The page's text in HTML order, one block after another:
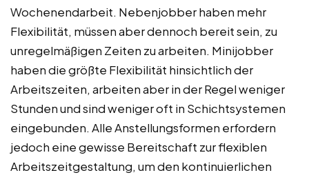
Wochenendarbeit. Nebenjobber haben mehr
Flexibilität, müssen aber dennoch bereit sein, zu
unregelmäßigen Zeiten zu arbeiten. Minijobber
haben die größte Flexibilität hinsichtlich der
Arbeitszeiten, arbeiten aber in der Regel weniger
Stunden und sind weniger oft in Schichtsystemen
eingebunden. Alle Anstellungsformen erfordern
jedoch eine gewisse Bereitschaft zur flexiblen
Arbeitszeitgestaltung, um den kontinuierlichen